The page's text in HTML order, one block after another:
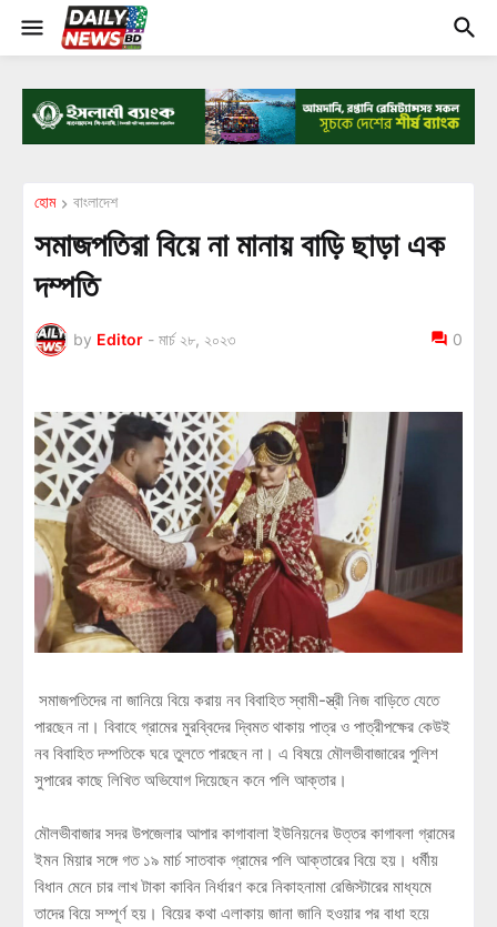
হোম বাংলাদেশ
সমাজপতিরা বিয়ে না মানায় বাড়ি ছাড়া এক
দম্পতি
by Editor - মার্চ ২৮, ২০২৩ 0
সমাজপতিদের না জানিয়ে বিয়ে করায় নব বিবাহিত স্বামী-স্ত্রী নিজ বাড়িতে যেতে
পারছেন না। বিবাহে গ্রামের মুরব্বিদের দ্বিমত থাকায় পাত্র ও পাত্রীপক্ষের কেউই
নব বিবাহিত দম্পতিকে ঘরে তুলতে পারছেন না। এ বিষয়ে মৌলভীবাজারের পুলিশ
সুপারের কাছে লিখিত অভিযোগ দিয়েছেন কনে পলি আক্তার।
মৌলভীবাজার সদর উপজেলার আপার কাগাবালা ইউনিয়নের উত্তর কাগাবলা গ্রামের
ইমন মিয়ার সঙ্গে গত ১৯ মার্চ সাতবাক গ্রামের পলি আক্তারের বিয়ে হয়। ধর্মীয়
বিধান মেনে চার লাখ টাকা কাবিন নির্ধারণ করে নিকাহনামা রেজিস্টারের মাধ্যমে
তাদের বিয়ে সম্পূর্ণ হয়। বিয়ের কথা এলাকায় জানা জানি হওয়ার পর বাধা হয়ে